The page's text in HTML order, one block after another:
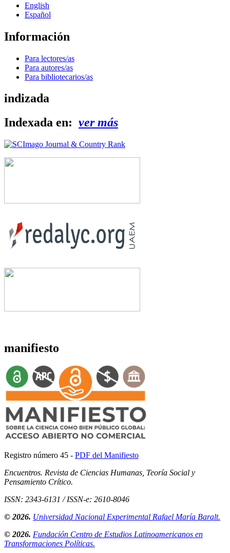
English
Español
Información
Para lectores/as
Para autores/as
Para bibliotecarios/as
indizada
Indexada en: ver más
manifiesto
Registro número 45 - PDF del Manifiesto
Encuentros. Revista de Ciencias Humanas, Teoría Social y
Pensamiento Crítico.
ISSN: 2343-6131 / ISSN-e: 2610-8046
© 2026. Universidad Nacional Experimental Rafael María Baralt.
© 2026. Fundación Centro de Estudios Latinoamericanos en
Transformaciones Políticas.